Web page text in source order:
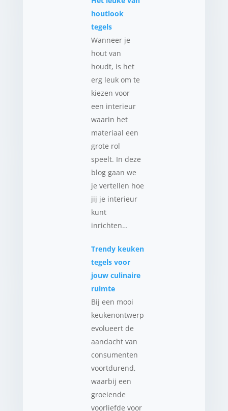
houtlook
tegels
Wanneer je
hout van
houdt, is het
erg leuk om te
kiezen voor
een interieur
waarin het
materiaal een
grote rol
speelt. In deze
blog gaan we
je vertellen hoe
jij je interieur
kunt
inrichten…
Trendy keuken
tegels voor
jouw culinaire
ruimte
Bij een mooi
keukenontwerp
evolueert de
aandacht van
consumenten
voortdurend,
waarbij een
groeiende
voorliefde voor